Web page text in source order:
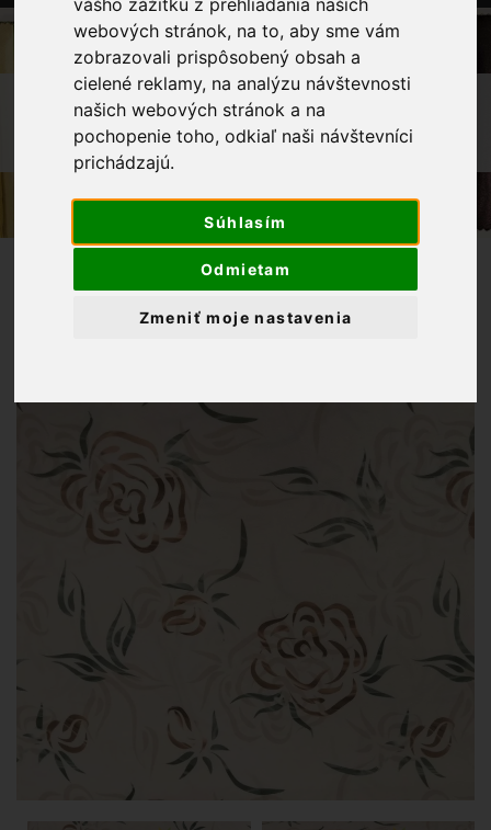
vášho zážitku z prehliadania našich
webových stránok, na to, aby sme vám
zobrazovali prispôsobený obsah a
cielené reklamy, na analýzu návštevnosti
našich webových stránok a na
pochopenie toho, odkiaľ naši návštevníci
prichádzajú.
Súhlasím
Odmietam
Zmeniť moje nastavenia
OBCHOD
LÁTKY METRÁŽ
DEKORAČNÁ LÁTKA RUŽE DIGITAL NA
BÉŽOVOM PODKLADE